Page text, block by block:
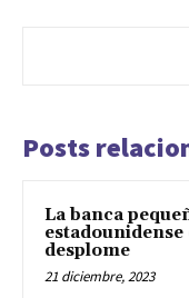
Posts
La banca
desplome
21 diciembre, 2023